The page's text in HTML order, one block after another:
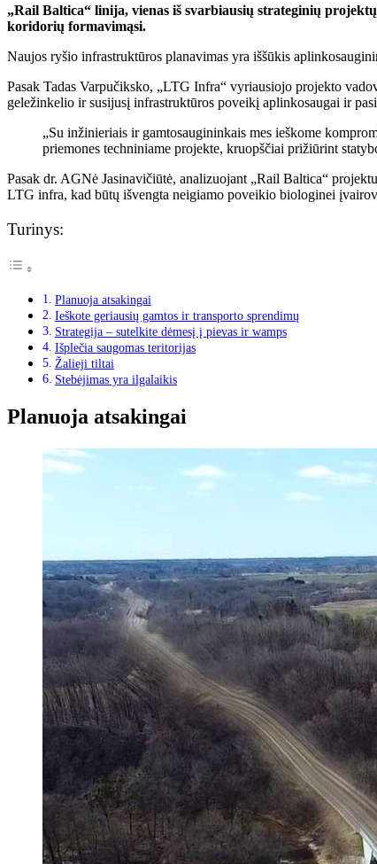
„Rail Baltica“ linija, vienas iš svarbiausių strateginių
koridorių formavimąsi.
Naujos ryšio infrastruktūros planavimas yra iššūkis
Pasak Tadas Varpučiksko, „LTG Infra“ vyriausiojo projekto
geležinkelio ir susijusį infrastruktūros poveikį aplinkosaugai ir
„Su inžinieriais ir gamtosaugininkais mes ieškome
priemones techniniame projekte, kruopščiai prižiūrint
Pasak dr. AGNė Jasinavičiūtė, analizuojant „Rail Baltica“
LTG infra, kad būtų išvengta neigiamo poveikio biologinei
Turinys:
Planuoja atsakingai
Ieškote geriausių gamtos ir transporto sprendimų
Strategija – sutelkite dėmesį į pievas ir wamps
Išplečia saugomas teritorijas
Žalieji tiltai
Stebėjimas yra ilgalaikis
Planuoja atsakingai